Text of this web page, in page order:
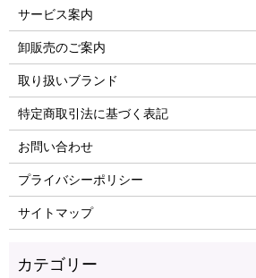
サービス案内
卸販売のご案内
取り扱いブランド
特定商取引法に基づく表記
お問い合わせ
プライバシーポリシー
サイトマップ